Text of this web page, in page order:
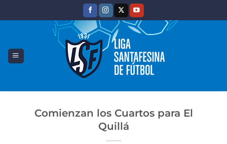
Comienzan los Cuartos para El
Quillá